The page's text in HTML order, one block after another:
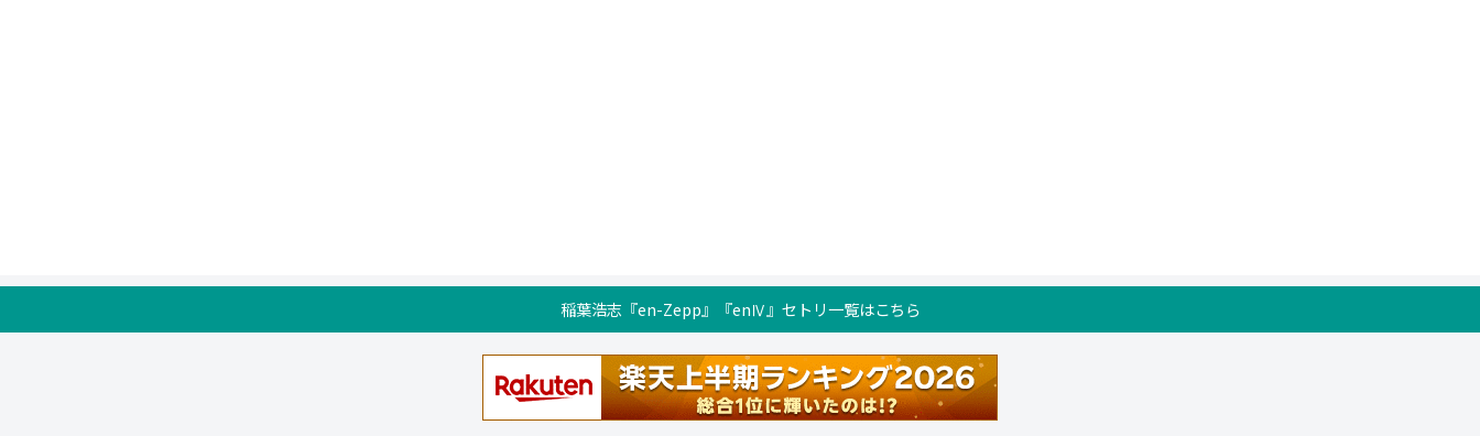
稲葉浩志『en-Zepp』『enⅣ』セトリ一覧はこちら